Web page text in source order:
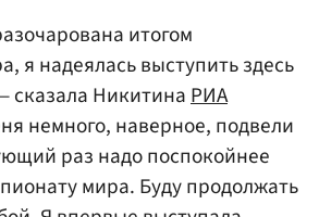
итогом
я надеялась выступить здесь
сказала НикитинаРИА
немного, наверное, подвели
раз надо поспокойнее
мира. Буду продолжать